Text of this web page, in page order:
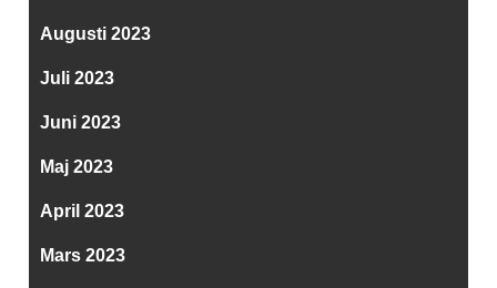
Augusti 2023
Juli 2023
Juni 2023
Maj 2023
April 2023
Mars 2023